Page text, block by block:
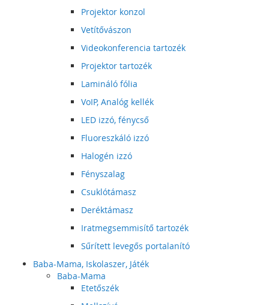
Projektor konzol
Vetítővászon
Videokonferencia tartozék
Projektor tartozék
Lamináló fólia
VoIP, Analóg kellék
LED izzó, fénycső
Fluoreszkáló izzó
Halogén izzó
Fényszalag
Csuklótámasz
Deréktámasz
Iratmegsemmisítő tartozék
Sűrített levegős portalanító
Baba-Mama, Iskolaszer, Játék
Baba-Mama
Etetőszék